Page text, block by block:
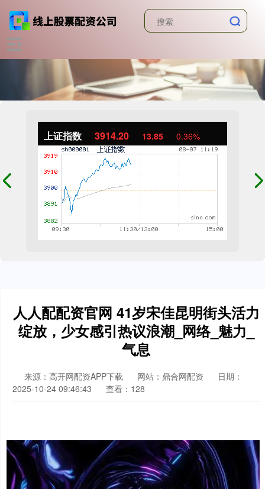
上证指数 3914.20 13.85 0.36%
人人配配资官网 41岁宋佳昆明街头活力
绽放，少女感引热议浪潮_网络_魅力_
气息
来源：高开网配资APP下载 网站：鼎合网配资
日期：
2025-10-24 09:46:43
查看：128